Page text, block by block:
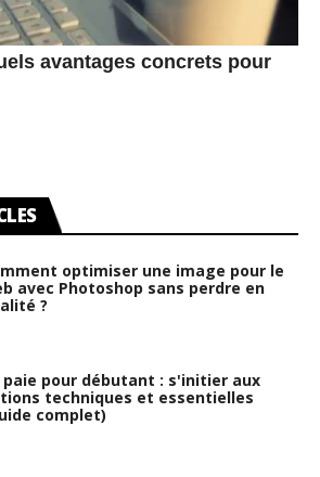
avantages concrets pour
optimiser une image pour le
avec Photoshop sans perdre en
?
paie pour débutant : s'initier aux
techniques et essentielles
complet)